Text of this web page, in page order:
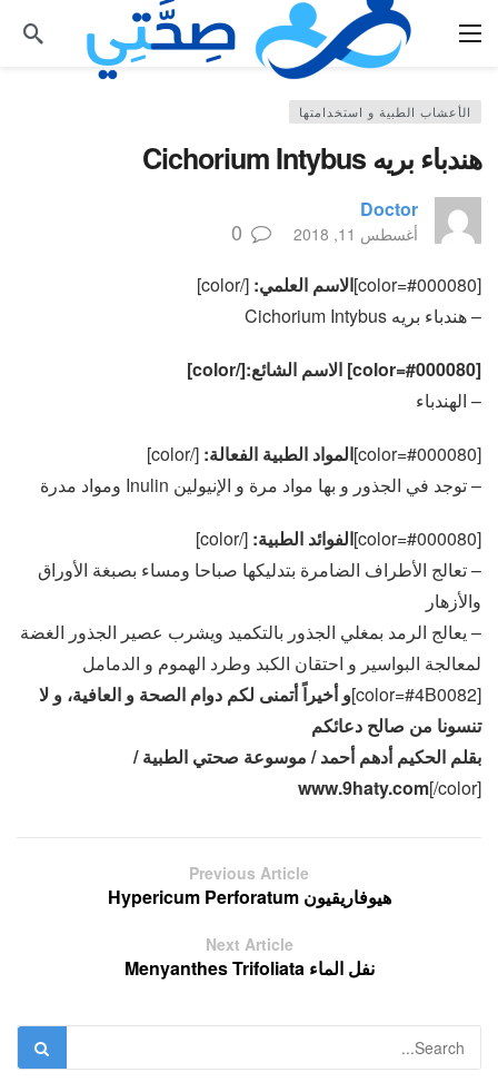
الأعشاب الطبية و استخدامتها
هندباء بريه Cichorium Intybus
Doctor
أغسطس 11, 2018 0
[color=#000080] الاسم العلمي: [/color]
– هندباء بريه Cichorium Intybus
[color=#000080] الاسم الشائع:[/color]
– الهندباء
[color=#000080] المواد الطبية الفعالة: [/color]
– توجد في الجذور و بها مواد مرة و الإنيولين Inulin ومواد مدرة
[color=#000080] الفوائد الطبية: [/color]
– تعالج الأطراف الضامرة بتدليكها صباحا ومساء بصبغة الأوراق
والأزهار
– يعالج الرمد بمغلي الجذور بالتكميد ويشرب عصير الجذور الغضة
لمعالجة البواسير و احتقان الكبد وطرد الهموم و الدمامل
[color=#4B0082]
و أخيراً أتمنى لكم دوام الصحة و العافية، و لا
تنسونا من صالح دعائكم
بقلم الحكيم أدهم أحمد / موسوعة صحتي الطبية /
www.9haty.com[/color]
Previous Article
هيوفاريقيون Hypericum Perforatum
Next Article
نفل الماء Menyanthes Trifoliata